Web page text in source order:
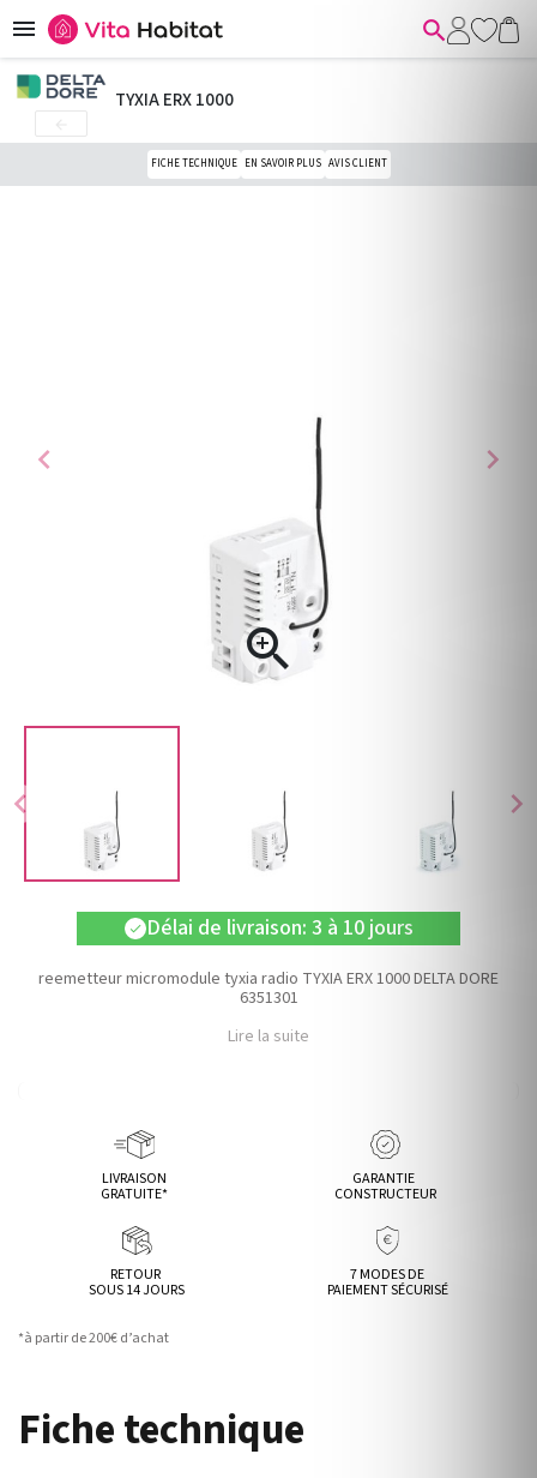
 
chevron_left chevron_right
chevron_left

chevron_right
TYXIA ERX 1000
FICHE TECHNIQUE EN SAVOIR PLUS AVIS CLIENT
check Délai de livraison: 3 à 10 jours
reemetteur micromodule tyxia radio TYXIA ERX 1000 DELTA DORE
6351301
Lire la suite
LIVRAISON
GRATUITE*
GARANTIE
CONSTRUCTEUR
RETOUR
SOUS 14 JOURS
7 MODES DE
PAIEMENT SÉCURISÉ
*à partir de 200€ d’achat
Fiche technique